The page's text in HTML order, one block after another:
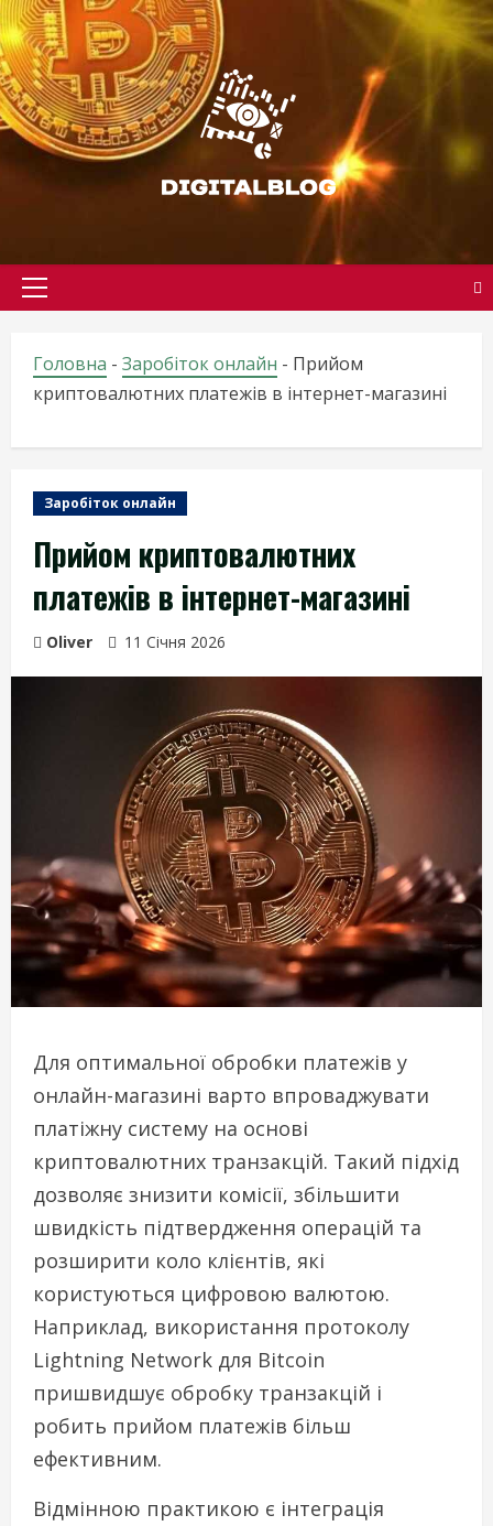
Skip
to
content
Primary
Головна - Заробіток онлайн - Прийом
криптовалютних платежів в інтернет-магазині
Заробіток онлайн
Прийом криптовалютних
платежів в інтернет-магазині
Oliver 11 Січня 2026
Для оптимальної обробки платежів у
онлайн-магазині варто впроваджувати
платіжну систему на основі
криптовалютних транзакцій. Такий підхід
дозволяє знизити комісії, збільшити
швидкість підтвердження операцій та
розширити коло клієнтів, які
користуються цифровою валютою.
Наприклад, використання протоколу
Lightning Network для Bitcoin
пришвидшує обробку транзакцій і
робить прийом платежів більш
ефективним.
Відмінною практикою є інтеграція